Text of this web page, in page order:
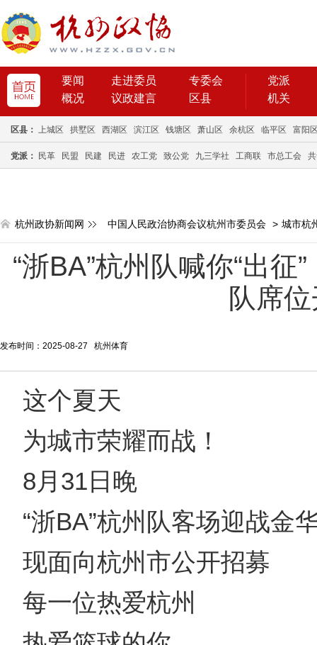
要闻 走进委员
专委会
概况
议政建言 区县
党派
机关
区县： 上城区 拱墅区 西湖区 滨江区 钱塘区 萧山区 余杭区 临平区 富阳
党派： 民革 民盟 民建 民进 农工党 致公党 九三学社 工商联 市总工会
杭州政协新闻网 中国人民政治协商会议杭州市委员会 > 城市杭
“浙BA”杭州队喊你“出
队席
发布时间：2025-08-27 杭州体育
这个夏天
为城市荣耀而战！
8月31日晚
“浙BA”杭州队客场迎战金
现面向杭州市公开招募
每一位热爱杭州